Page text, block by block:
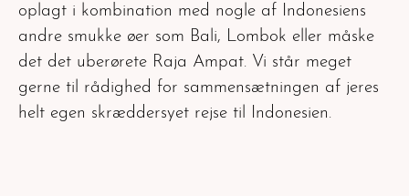
oplagt i kombination med nogle af Indonesiens
andre smukke øer som Bali, Lombok eller måske
det det uberørete Raja Ampat. Vi står meget
gerne til rådighed for sammensætningen af jeres
helt egen skræddersyet rejse til Indonesien.